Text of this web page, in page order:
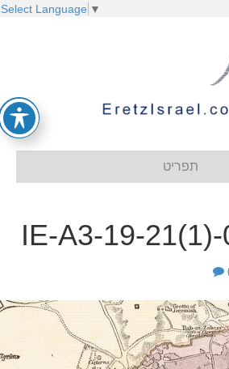
Select Language
תפריט
IE-A3-19-